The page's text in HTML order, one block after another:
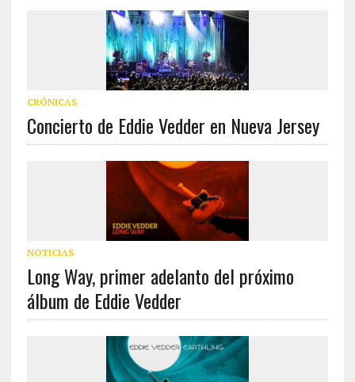
CRÓNICAS
Concierto de Eddie Vedder en Nueva Jersey
NOTICIAS
Long Way, primer adelanto del próximo
álbum de Eddie Vedder